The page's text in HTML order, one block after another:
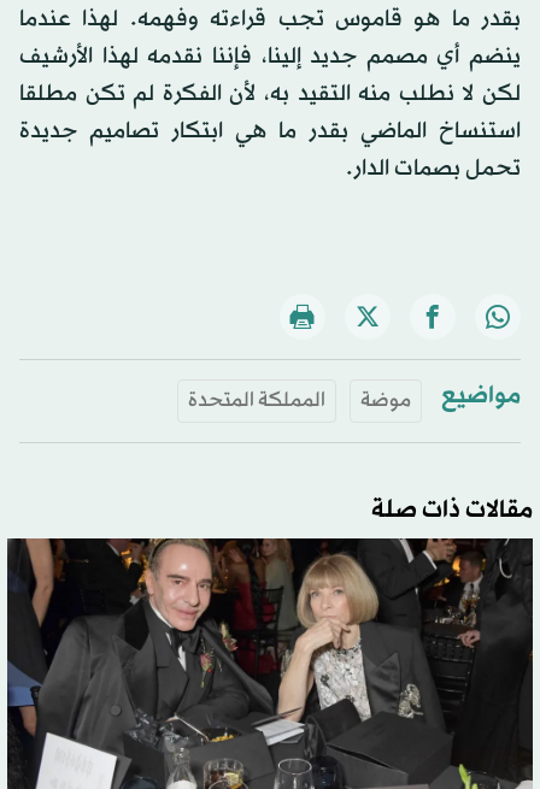
بقدر ما هو قاموس تجب قراءته وفهمه. لهذا عندما
ينضم أي مصمم جديد إلينا، فإننا نقدمه لهذا الأرشيف
لكن لا نطلب منه التقيد به، لأن الفكرة لم تكن مطلقا
استنساخ الماضي بقدر ما هي ابتكار تصاميم جديدة
تحمل بصمات الدار.
مواضيع موضة المملكة المتحدة
مقالات ذات صلة